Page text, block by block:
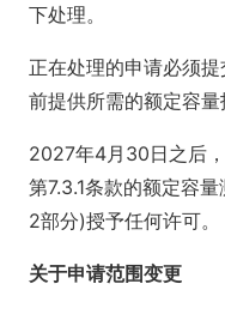
下处理。
正在处理的申请必须
前提供所需的额定容量
2027年4月30日之后
第7.3.1条款的额定容
2部分)授予任何许可。
关于申请范围变更